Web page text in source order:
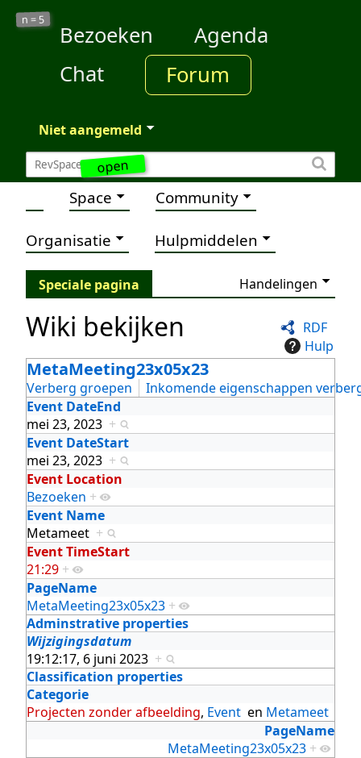
open
n = 5
Bezoeken
Agenda
Chat
Forum
Niet aangemeld
Space Community
Organisatie Hulpmiddelen
Speciale pagina Handelingen
RDF
Hulp
Wiki bekijken
MetaMeeting23x05x23
Verberg groepen
Inkomende eigenschappen
Event DateEnd
mei 23, 2023 +
Event DateStart
mei 23, 2023 +
Event Location
Bezoeken +
Event Name
Metameet +
Event TimeStart
21:29 +
PageName
MetaMeeting23x05x23 +
Adminstrative properties
Wijzigingsdatum
19:12:17, 6 juni 2023 +
Classification properties
Categorie
Projecten zonder afbeelding, Event en Metameet
PageName
MetaMeeting23x05x23 +